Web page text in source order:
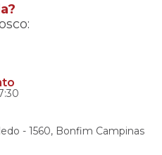
- 1560, Bonfim Campinas